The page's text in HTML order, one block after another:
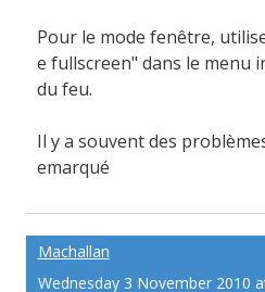
Pour le mode fenêtre,
e fullscreen" dans le menu
du feu.
Il y a souvent des
emarqué
Machallan
Wednesday 3 November 2010